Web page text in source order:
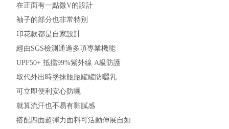
在正面有一點微V的設計
袖子的部分也非常特別
印花款都是自家設計
經由SGS檢測通過多項專業機能
UPF50+ 抵擋99%紫外線 A級防護
取代外出時塗抹瓶瓶罐罐防曬乳
可立即便利安心防曬
就算流汗也不易有黏膩感
搭配四面超彈力面料可活動伸展自如